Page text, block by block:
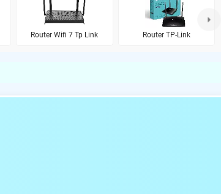
Router Wifi 7 Tp Link Router TP-Link